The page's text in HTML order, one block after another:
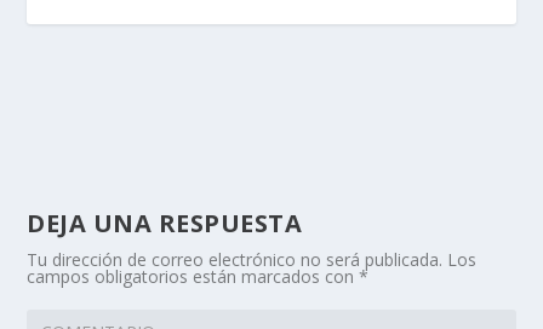
DEJA UNA RESPUESTA
Tu dirección de correo electrónico no será publicada. Los
campos obligatorios están marcados con*